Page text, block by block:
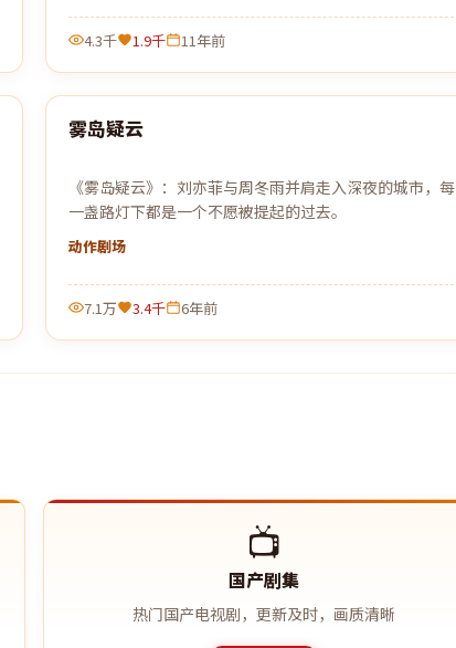
4.3千 1.9千 11年前
最新
雾岛疑云
《雾岛疑云》：刘亦菲与周冬雨并肩走入深夜的城市，每
一盏路灯下都是一个不愿被提起的过去。
动作剧场
7.1万 3.4千 6年前
📺
国产剧集
热门国产电视剧，更新及时，画质清晰